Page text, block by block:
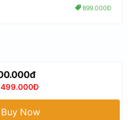
899.000Đ
499.000Đ
Buy Now